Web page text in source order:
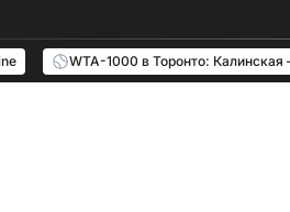
WTA-1000 в Торонто: